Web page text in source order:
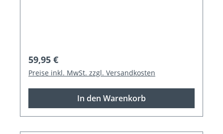
Regulärer Preis:
59,95 €
Preise inkl. MwSt. zzgl. Versandkosten
In den Warenkorb